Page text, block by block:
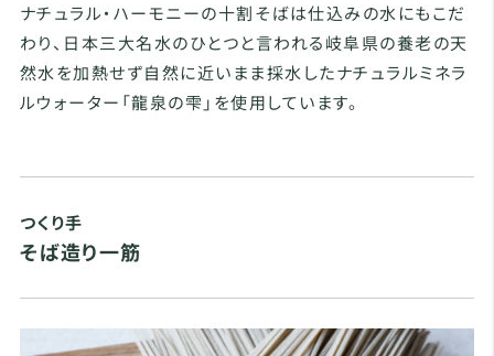
ナチュラル・ハーモニーの十割そばは仕込みの水にもこだ
わり、日本三大名水のひとつと言われる岐阜県の養老の天
然水を加熱せず自然に近いまま採水したナチュラルミネラ
ルウォーター「龍泉の雫」を使用しています。
つくり手
そば造り一筋